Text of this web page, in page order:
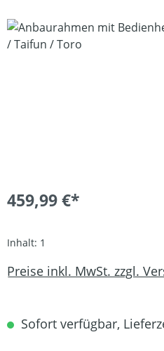
Bildergalerie überspringen
459,99 €*
Inhalt: 1
Preise inkl. MwSt. zzgl.
Sofort verfügbar,